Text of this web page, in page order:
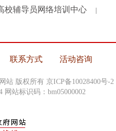
校辅导员网络培训中心
联系方式 活动咨询
站 版权所有 京ICP备10028400号-2
网站标识码：bm05000002